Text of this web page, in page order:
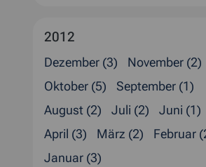
2012
Dezember (3)
November (2)
Oktober (5)
September (1)
August (2)
Juli (2) Juni (1)
April (3)
März (2)
Februar
Januar (3)